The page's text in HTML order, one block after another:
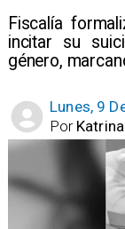
​Fiscalía
incitar su
género,
Lunes, 9
Por